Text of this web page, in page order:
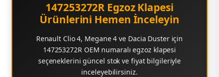
147253272R Egzoz Klapesi
Ürünlerini Hemen İnceleyin
Renault Clio 4, Megane 4 ve Dacia Duster için
147253272R OEM numaralı egzoz klapesi
seçeneklerini güncel stok ve fiyat bilgileriyle
inceleyebilirsiniz.